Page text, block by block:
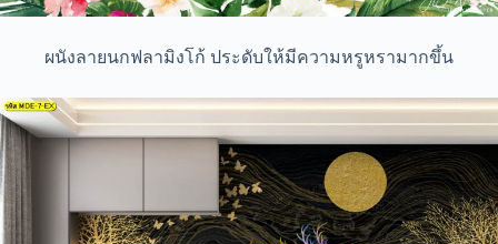
ผนังลายนกฟลามิงโก้ ประดับให้มีความหรูหรามากขึ้น